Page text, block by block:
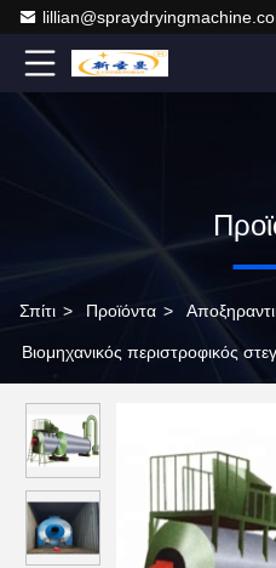
Σπίτι > Προϊόντα >
Βιομηχανικός περιστροφικός